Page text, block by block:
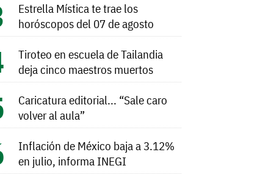
Estrella Mística te trae los
horóscopos del 07 de agosto
Tiroteo en escuela de Tailandia
deja cinco maestros muertos
Caricatura editorial... “Sale caro
volver al aula”
Inflación de México baja a 3.12%
en julio, informa INEGI